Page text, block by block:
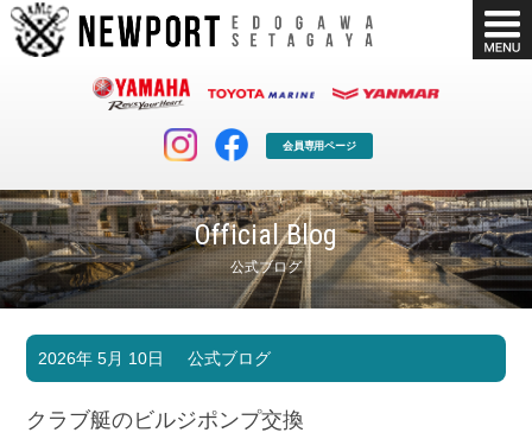
会員専用ページ
Official Blog
公式ブログ
マリンクラブ
マリンライフを堪能したい！
ボート販売
ボート免許
長年の実績と信頼！
2026年 5月 10日 公式ブログ
クラブ艇のビルジポンプ交換